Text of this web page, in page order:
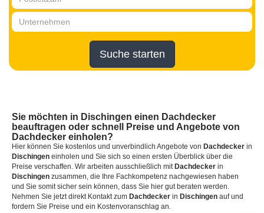
Suche starten
Sie möchten in Dischingen einen Dachdecker
beauftragen oder schnell Preise und Angebote von
Dachdecker einholen?
Hier können Sie kostenlos und unverbindlich Angebote von Dachdecker in
Dischingen einholen und Sie sich so einen ersten Überblick über die
Preise verschaffen. Wir arbeiten ausschließlich mit Dachdecker in
Dischingen zusammen, die Ihre Fachkompetenz nachgewiesen haben
und Sie somit sicher sein können, dass Sie hier gut beraten werden.
Nehmen Sie jetzt direkt Kontakt zum Dachdecker in Dischingen auf und
fordern Sie Preise und ein Kostenvoranschlag an.